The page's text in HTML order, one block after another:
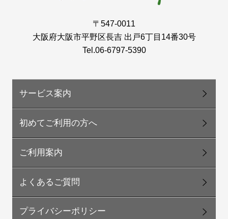
〒547-0011
大阪府大阪市平野区長吉 出戸6丁目14番30号
Tel.06-6797-5390
サービス案内
初めてご利用の方へ
ご利用案内
よくあるご質問
プライバシーポリシー